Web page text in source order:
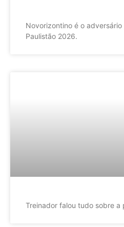
Novorizontino é o
Paulistão 2026.
Treinador falou tudo sobre a